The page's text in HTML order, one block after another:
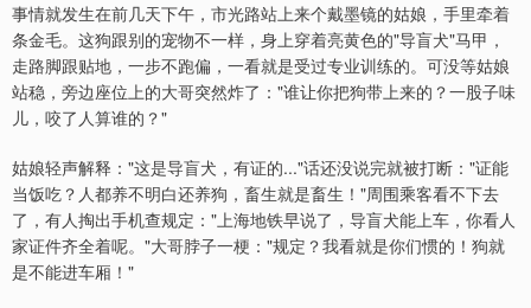
事情就发生在前几天下午，市光路站上来个戴墨镜的姑娘，手里牵着
条金毛。这狗跟别的宠物不一样，身上穿着亮黄色的"导盲犬"马甲，
走路脚跟贴地，一步不跑偏，一看就是受过专业训练的。可没等姑娘
站稳，旁边座位上的大哥突然炸了："谁让你把狗带上来的？一股子味
儿，咬了人算谁的？"
姑娘轻声解释："这是导盲犬，有证的..."话还没说完就被打断："证能
当饭吃？人都养不明白还养狗，畜生就是畜生！"周围乘客看不下去
了，有人掏出手机查规定："上海地铁早说了，导盲犬能上车，你看人
家证件齐全着呢。"大哥脖子一梗："规定？我看就是你们惯的！狗就
是不能进车厢！"